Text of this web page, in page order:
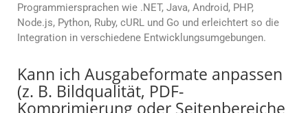
Programmiersprachen wie .NET, Java, Android, PHP,
Node.js, Python, Ruby, cURL und Go und erleichtert so die
Integration in verschiedene Entwicklungsumgebungen.
Kann ich Ausgabeformate anpassen
(z. B. Bildqualität, PDF-
Komprimierung oder Seitenbereiche